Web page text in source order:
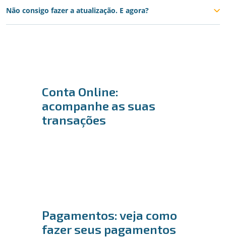
Não consigo fazer a atualização. E agora?
Conta Online:
acompanhe as suas
transações
Pagamentos: veja como
fazer seus pagamentos